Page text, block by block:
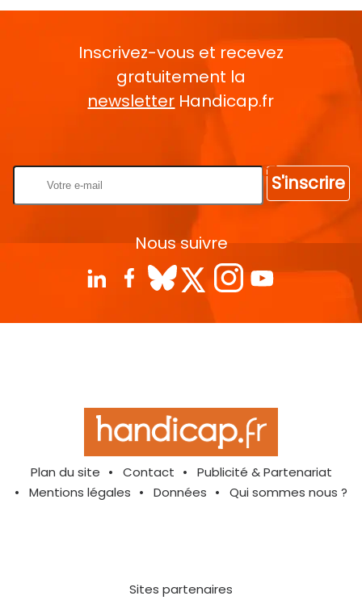
Inscrivez-vous et recevez
gratuitement la
newsletter Handicap.fr
S'inscrire
Nous suivre
Plan du site Contact
Publicité & Partenariat
Mentions légales
Données Qui sommes nous ?
Sites partenaires